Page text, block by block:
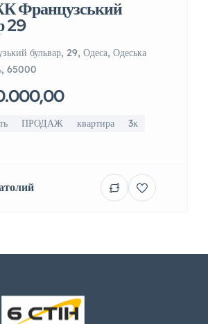
Французський
29
бульвар, 29, Одеса, Одеська
65000
ПРОДАЖ квартира 3к